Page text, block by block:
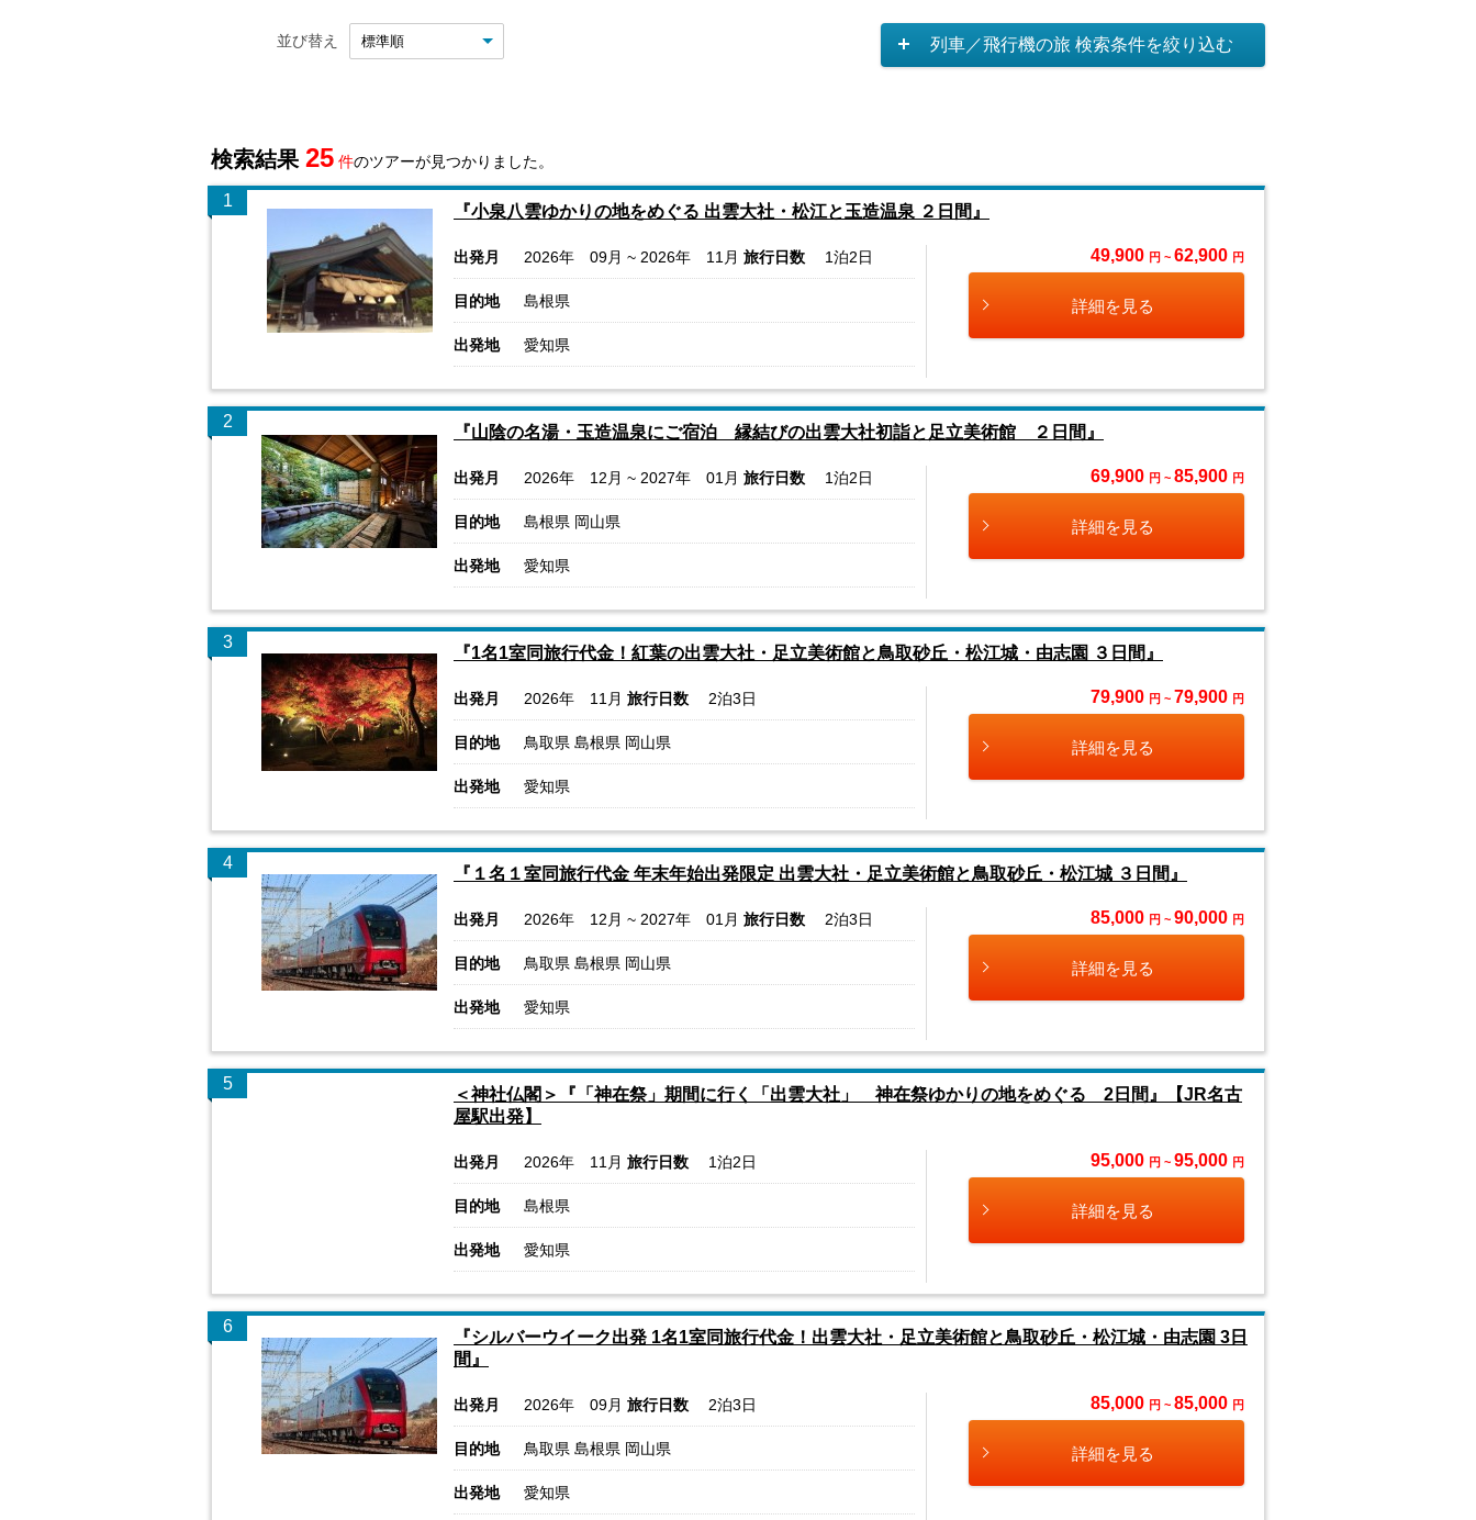
並び替え 列車／飛行機の旅 検索条件を絞り込む
検索結果 25 件のツアーが見つかりました。
1
『小泉八雲ゆかりの地をめぐる 出雲大社・松江と玉造温泉 ２日間』
出発月 2026年 09月 ~ 2026年 11月 旅行日数 1泊2日
目的地 島根県
出発地 愛知県
49,900 円 ~ 62,900 円
詳細を見る
2
『山陰の名湯・玉造温泉にご宿泊 縁結びの出雲大社初詣と足立美術館 ２日間』
出発月 2026年 12月 ~ 2027年 01月 旅行日数 1泊2日
目的地 島根県 岡山県
出発地 愛知県
69,900 円 ~ 85,900 円
詳細を見る
3
『1名1室同旅行代金！紅葉の出雲大社・足立美術館と鳥取砂丘・松江城・由志園 ３日間』
出発月 2026年 11月 旅行日数 2泊3日
目的地 鳥取県 島根県 岡山県
出発地 愛知県
79,900 円 ~ 79,900 円
詳細を見る
4
『１名１室同旅行代金 年末年始出発限定 出雲大社・足立美術館と鳥取砂丘・松江城 ３日間』
出発月 2026年 12月 ~ 2027年 01月 旅行日数 2泊3日
目的地 鳥取県 島根県 岡山県
出発地 愛知県
85,000 円 ~ 90,000 円
詳細を見る
5
＜神社仏閣＞『「神在祭」期間に行く「出雲大社」 神在祭ゆかりの地をめぐる 2日間』【JR名古
屋駅出発】
出発月 2026年 11月 旅行日数 1泊2日
目的地 島根県
出発地 愛知県
95,000 円 ~ 95,000 円
詳細を見る
6
『シルバーウイーク出発 1名1室同旅行代金！出雲大社・足立美術館と鳥取砂丘・松江城・由志園 3日
間』
出発月 2026年 09月 旅行日数 2泊3日
目的地 鳥取県 島根県 岡山県
出発地 愛知県
85,000 円 ~ 85,000 円
詳細を見る